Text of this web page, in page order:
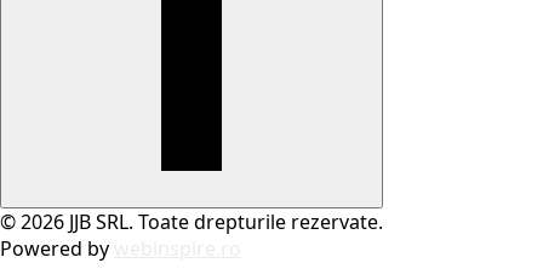
© 2026 JJB SRL. Toate drepturile rezervate.
Powered by